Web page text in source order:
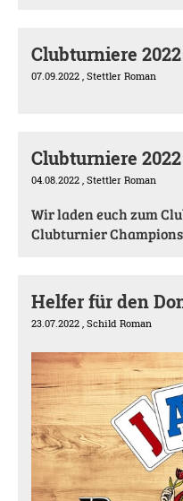
Clubturniere
07.09.2022 , Stettler Roman
Clubturniere
04.08.2022 , Stettler Roman
Wir laden euch zum
Clubturnier
Helfer für den
23.07.2022 , Schild Roman